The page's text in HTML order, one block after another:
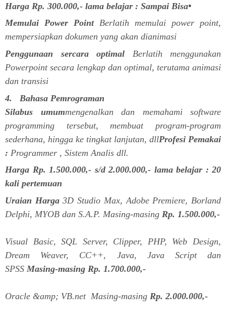
Harga Rp. 300.000,- lama belajar : Sampai Bisa•
Memulai Power Point Berlatih memulai power point,
mempersiapkan dokumen yang akan dianimasi
Penggunaan sercara optimal Berlatih menggunakan
Powerpoint secara lengkap dan optimal, terutama animasi
dan transisi
4. Bahasa Pemrograman
Silabus umummengenalkan dan memahami software
programming tersebut, membuat program-program
sederhana, hingga ke tingkat lanjutan, dllProfesi Pemakai
: Programmer , Sistem Analis dll.
Harga Rp. 1.500.000,- s/d 2.000.000,- lama belajar : 20
kali pertemuan
Uraian Harga3D Studio Max, Adobe Premiere, Borland
Delphi, MYOB dan S.A.P. Masing-masing Rp. 1.500.000,-
Visual Basic, SQL Server, Clipper, PHP, Web Design,
Dream Weaver, CC++, Java, Java Script dan
SPSS Masing-masing Rp. 1.700.000,-
Oracle &amp; VB.net Masing-masing Rp. 2.000.000,-